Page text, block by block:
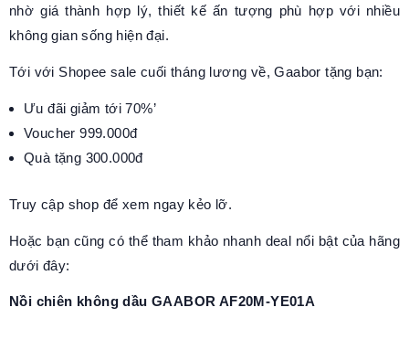
nhờ giá thành hợp lý, thiết kế ấn tượng phù hợp với nhiều
không gian sống hiện đại.
Tới với Shopee sale cuối tháng lương về, Gaabor tặng bạn:
Ưu đãi giảm tới 70%’
Voucher 999.000đ
Quà tặng 300.000đ
Truy cập shop để xem ngay kẻo lỡ.
Hoặc bạn cũng có thể tham khảo nhanh deal nổi bật của hãng
dưới đây:
Nồi chiên không dầu GAABOR AF20M-YE01A